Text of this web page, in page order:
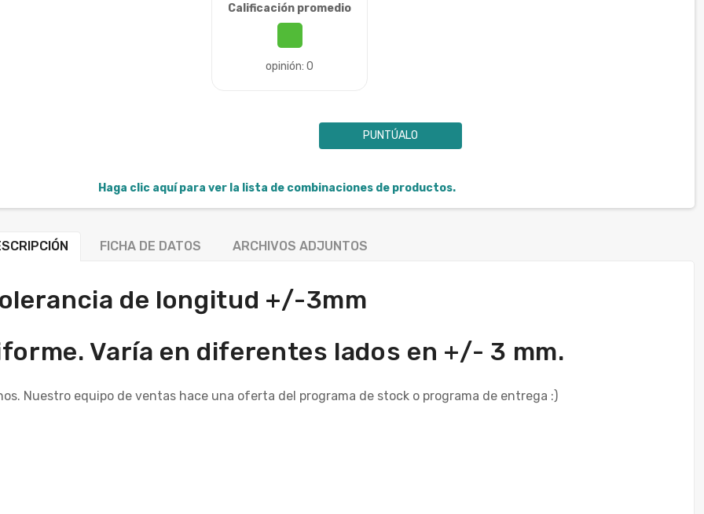
Calificación promedio
opinión: 0
PUNTÚALO
Haga clic aquí para ver la lista de combinaciones de productos.
FICHA DE DATOS ARCHIVOS ADJUNTOS
de longitud +/-3mm
Varía en diferentes lados en +/- 3 mm.
Nuestro equipo de ventas hace una oferta del programa de stock o programa de entrega :)